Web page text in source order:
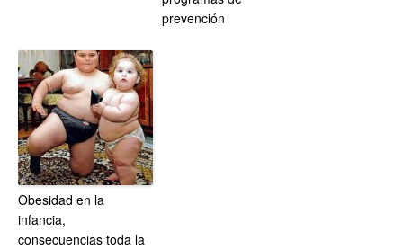
prevención
Obesidad en la
infancia,
consecuencias toda la